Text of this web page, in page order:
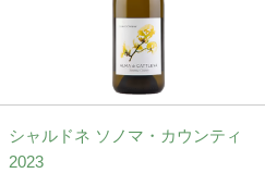
シャルドネ ソノマ・カウンティ
2023